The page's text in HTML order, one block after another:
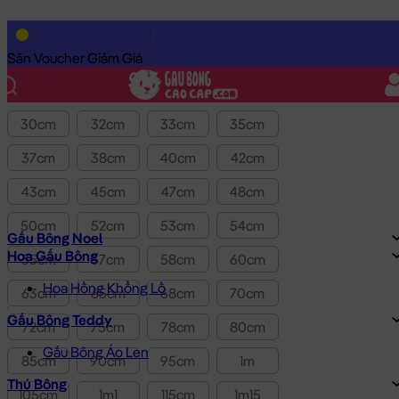
Săn Voucher Giảm Giá
Gấu Bông Noel
Hoa Gấu Bông
Hoa Hồng Khổng Lồ
Gấu Bông Teddy
Gấu Bông Áo Len
Thú Bông
Lọc theo Giá SP:
Giá
Kích thước
30cm 32cm 33cm
35cm
37cm
38cm 40cm
42cm
43cm
45cm 47cm
48cm
50cm
52cm 53cm
54cm
55cm
57cm 58cm
60cm
63cm
65cm 68cm
70cm
72cm
75cm 78cm
80cm
85cm
90cm 95cm
1m
105cm
1m1 115cm
1m15